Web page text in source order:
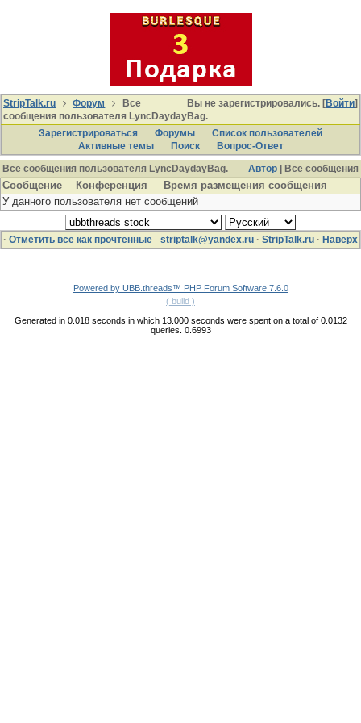
Вы не зарегистрировались. [Войти]
StripTalk.ru Форум
Все
сообщения пользователя LyncDaydayBag.
Зарегистрироваться
Форумы
Список пользователей
Активные темы
Поиcк
Вопрос-Ответ
Автор | Все сообщения
Все сообщения пользователя LyncDaydayBag.
Сообщение Конференция
Время размещения сообщения
У данного пользователя нет сообщений
· Отметить все как прочтенные striptalk@yandex.ru · StripTalk.ru · Наверх
Powered by UBB.threads™ PHP Forum Software 7.6.0
( build )
Generated in 0.018 seconds in which 13.000 seconds were spent on a total of 0.0132
queries. 0.6993